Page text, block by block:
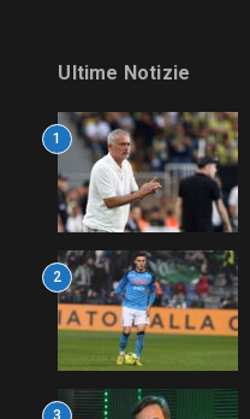
Ultime Notizie
1
2